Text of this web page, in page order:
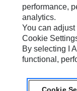
Cookie Settings
Rechtliche Hinweise
Datenschutz
Europe-German©
performance,
analytics.
You can
Cookie
By selecting I
functional,